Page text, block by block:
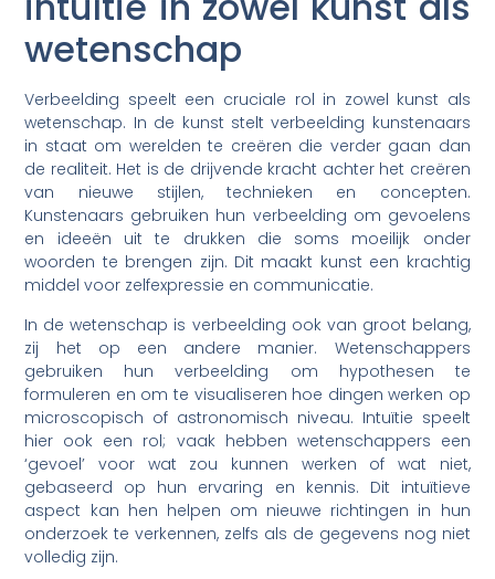
wetenschap
Verbeelding speelt een cruciale rol in zowel kunst als
wetenschap. In de kunst stelt verbeelding kunstenaars
in staat om werelden te creëren die verder gaan dan
de realiteit. Het is de drijvende kracht achter het creëren
van nieuwe stijlen, technieken en concepten.
Kunstenaars gebruiken hun verbeelding om gevoelens
en ideeën uit te drukken die soms moeilijk onder
woorden te brengen zijn. Dit maakt kunst een krachtig
middel voor zelfexpressie en communicatie.
In de wetenschap is verbeelding ook van groot belang,
zij het op een andere manier. Wetenschappers
gebruiken hun verbeelding om hypothesen te
formuleren en om te visualiseren hoe dingen werken op
microscopisch of astronomisch niveau. Intuïtie speelt
hier ook een rol; vaak hebben wetenschappers een
‘gevoel’ voor wat zou kunnen werken of wat niet,
gebaseerd op hun ervaring en kennis. Dit intuïtieve
aspect kan hen helpen om nieuwe richtingen in hun
onderzoek te verkennen, zelfs als de gegevens nog niet
volledig zijn.